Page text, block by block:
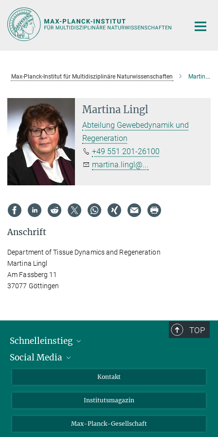
Hauptinhalt
Max-Planck-Institut für Multidisziplinäre Naturwissenschaften Martina Lingl
Martina Lingl
Abteilung Gewebedynamik und
Regeneration
+49 551 201-26100
martina.lingl@...
Anschrift
Department of Tissue Dynamics and Regeneration
Martina Lingl
Am Fassberg 11
37077 Göttingen
TOP
Schnelleinstieg
Alumni
Social Media
Facebook
Kontakt
Institutsmagazin
Max-Planck-Gesellschaft